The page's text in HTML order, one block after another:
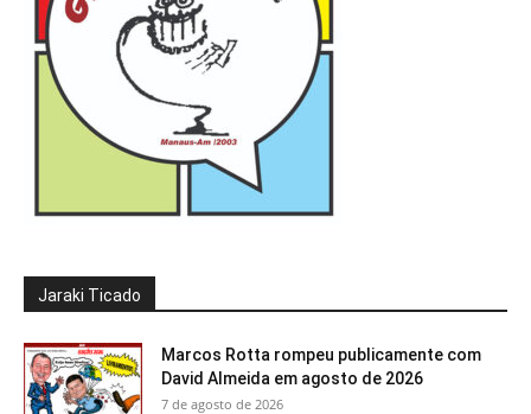
Jaraki Ticado
Marcos Rotta rompeu publicamente com
David Almeida em agosto de 2026
7 de agosto de 2026